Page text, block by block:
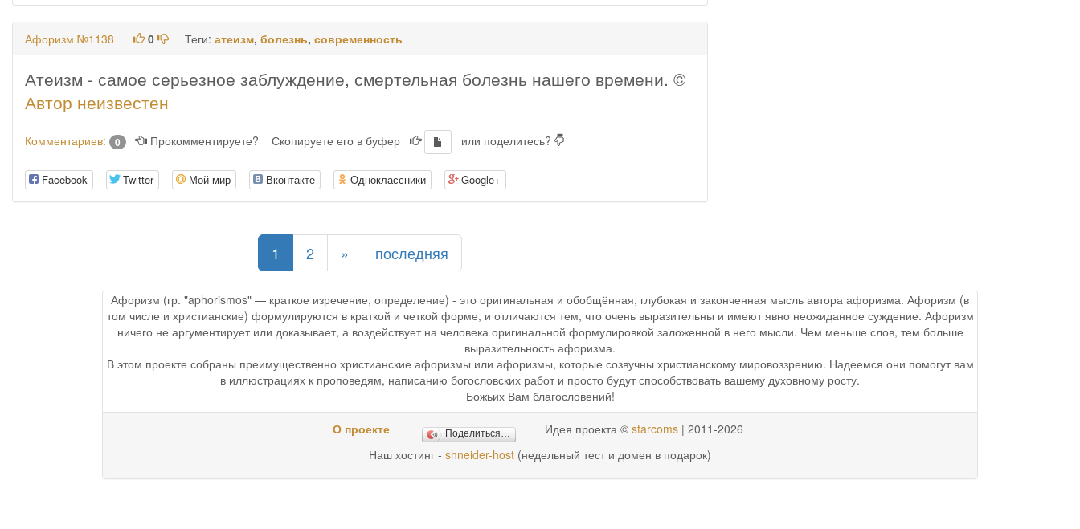
Афоризм №1138 0 Теги: атеизм, болезнь, современность
Атеизм - самое серьезное заблуждение, смертельная болезнь нашего времени. ©
Автор неизвестен
Комментариев: 0 Прокомментируете? Скопируете его в буфер или поделитесь?
Facebook Twitter Мой мир Вконтакте Одноклассники Google+
1 (current)
2 » последняя
Афоризм (гр. "aphorismos" — краткое изречение, определение) - это оригинальная и обобщённая, глубокая и законченная мысль автора афоризма. Афоризм (в
том числе и христианские) формулируются в краткой и четкой форме, и отличаются тем, что очень выразительны и имеют явно неожиданное суждение. Афоризм
ничего не аргументирует или доказывает, а воздействует на человека оригинальной формулировкой заложенной в него мысли. Чем меньше слов, тем больше
выразительность афоризма.
В этом проекте собраны преимущественно христианские афоризмы или афоризмы, которые созвучны христианскому мировоззрению. Надеемся они помогут вам
в иллюстрациях к проповедям, написанию богословских работ и просто будут способствовать вашему духовному росту.
Божьих Вам благословений!
О проекте Поделиться… Идея проекта © starcoms | 2011-2026
Наш хостинг - shneider-host (недельный тест и домен в подарок)